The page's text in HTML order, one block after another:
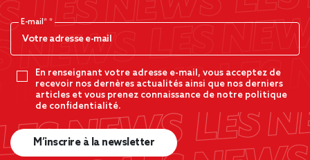
E-mail*
En renseignant votre adresse e-mail, vous acceptez de
recevoir nos dernères actualités ainsi que nos derniers
articles et vous prenez connaissance de notre politique
de confidentialité.
M’inscrire à la newsletter